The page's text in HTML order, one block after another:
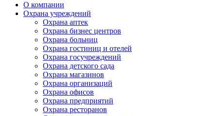
О компании
Охрана учреждений
Охрана аптек
Охрана бизнес центров
Охрана больниц
Охрана гостиниц и отелей
Охрана госучреждений
Охрана детского сада
Охрана магазинов
Охрана организаций
Охрана офисов
Охрана предприятий
Охрана ресторанов